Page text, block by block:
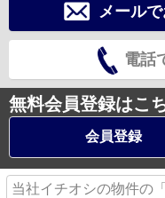
メール
電話
無料会員登録はこ
会員登録
当社イチオシの物件の